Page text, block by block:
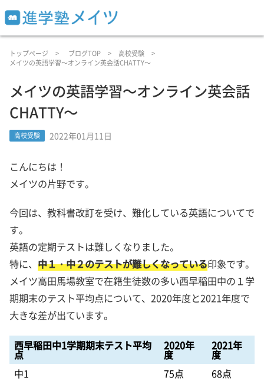
トップページ ブログTOP
高校受験
メイツの英語学習～オンライン英会話CHATTY～
メイツの英語学習～オンライン英会話
CHATTY～
高校受験 2022年01月11日
こんにちは！
メイツの片野です。
今回は、教科書改訂を受け、難化している英語についてで
す。
英語の定期テストは難しくなりました。
特に、 中１・中２のテストが難しくなっている印象です。
メイツ高田馬場教室で在籍生徒数の多い西早稲田中の１学
期期末のテスト平均点について、2020年度と2021年度で
大きな差が出ています。
西早稲田中1学期期末テスト平均
点
2020年
度
2021年
度
中1
75点
68点